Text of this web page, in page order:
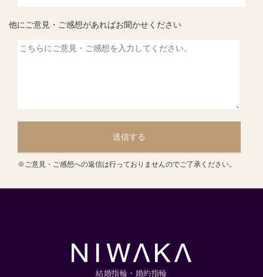
他にご意見・ご感想があればお聞かせください
送信する
※ご意見・ご感想への返信は行っておりませんのでご了承ください。
結婚指輪・婚約指輪